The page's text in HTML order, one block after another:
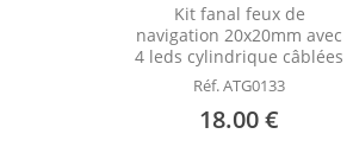
Kit fanal feux de
navigation 20x20mm avec
4 leds cylindrique câblées
Réf. ATG0133
18.00 €